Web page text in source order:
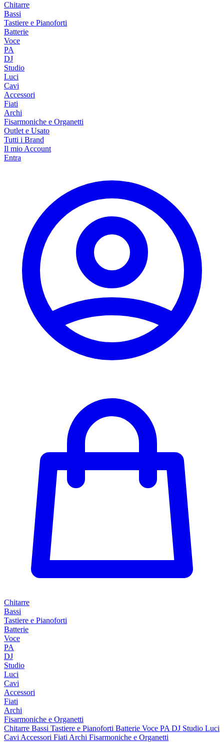
Chitarre
Bassi
Tastiere e Pianoforti
Batterie
Voce
PA
DJ
Studio
Luci
Cavi
Accessori
Fiati
Archi
Fisarmoniche e Organetti
Outlet e Usato
Tutti i Brand
Il mio Account
Entra
Chitarre
Bassi
Tastiere e Pianoforti
Batterie
Voce
PA
DJ
Studio
Luci
Cavi
Accessori
Fiati
Archi
Fisarmoniche e Organetti
Chitarre Bassi Tastiere e Pianoforti Batterie Voce PA DJ Studio Luci
Cavi Accessori Fiati Archi Fisarmoniche e Organetti